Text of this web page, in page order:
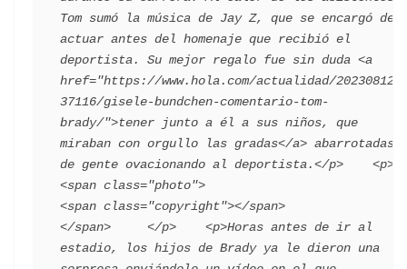
Tom sumó la música de Jay Z, que se encargó de
actuar antes del homenaje que recibió el
deportista. Su mejor regalo fue sin duda <a
href="https://www.hola.com/actualidad/202308122
37116/gisele-bundchen-comentario-tom-
brady/">tener junto a él a sus niños, que
miraban con orgullo las gradas</a> abarrotadas
de gente ovacionando al deportista.</p>    <p>
<span class="photo">
<span class="copyright"></span>
</span>     </p>    <p>Horas antes de ir al
estadio, los hijos de Brady ya le dieron una